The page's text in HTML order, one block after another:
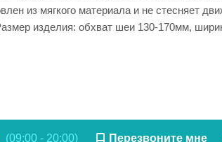
из мягкого материала и не
изделия: обхват шеи 130-170мм,
(09:00 - 20:00) Перезвоните мне